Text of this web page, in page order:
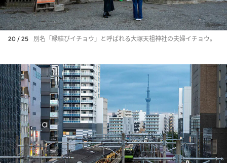
20 / 25 別名「縁結びイチョウ」と呼ばれる大塚天祖神社の夫婦イチョウ。